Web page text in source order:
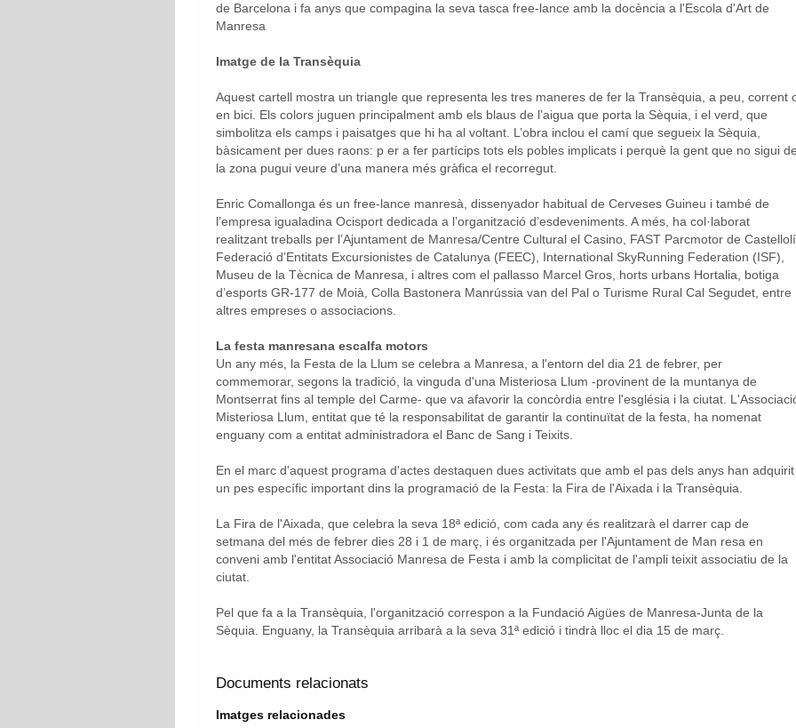
de Barcelona i fa anys que compagina la seva tasca free-lance amb la docència a l'Escola d'Art de
Manresa
Imatge de la Transèquia
Aquest cartell mostra un triangle que representa les tres maneres de fer la Transèquia, a peu, corrent
en bici. Els colors juguen principalment amb els blaus de l’aigua que porta la Sèquia, i el verd, que
simbolitza els camps i paisatges que hi ha al voltant. L’obra inclou el camí que segueix la Sèquia,
bàsicament per dues raons: p er a fer partícips tots els pobles implicats i perquè la gent que no sigui
la zona pugui veure d’una manera més gràfica el recorregut.
Enric Comallonga és un free-lance manresà, dissenyador habitual de Cerveses Guineu i també de
l’empresa igualadina Ocisport dedicada a l’organització d’esdeveniments. A més, ha col·laborat
realitzant treballs per l’Ajuntament de Manresa/Centre Cultural el Casino, FAST Parcmotor de
Federació d’Entitats Excursionistes de Catalunya (FEEC), International SkyRunning Federation (ISF),
Museu de la Tècnica de Manresa, i altres com el pallasso Marcel Gros, horts urbans Hortalia, botiga
d’esports GR-177 de Moià, Colla Bastonera Manrússia van del Pal o Turisme Rural Cal Segudet, entre
altres empreses o associacions.
La festa manresana escalfa motors
Un any més, la Festa de la Llum se celebra a Manresa, a l'entorn del dia 21 de febrer, per
commemorar, segons la tradició, la vinguda d'una Misteriosa Llum -provinent de la muntanya de
Montserrat fins al temple del Carme- que va afavorir la concòrdia entre l'església i la ciutat.
Misteriosa Llum, entitat que té la responsabilitat de garantir la continuïtat de la festa, ha nomenat
enguany com a entitat administradora el Banc de Sang i Teixits.
En el marc d'aquest programa d'actes destaquen dues activitats que amb el pas dels anys han adquirit
un pes específic important dins la programació de la Festa: la Fira de l'Aixada i la Transèquia.
La Fira de l'Aixada, que celebra la seva 18ª edició, com cada any és realitzarà el darrer cap de
setmana del més de febrer dies 28 i 1 de març, i és organitzada per l'Ajuntament de Man resa en
conveni amb l'entitat Associació Manresa de Festa i amb la complicitat de l'ampli teixit associatiu de la
ciutat.
Pel que fa a la Transèquia, l'organització correspon a la Fundació Aigües de Manresa-Junta de la
Sèquia. Enguany, la Transèquia arribarà a la seva 31ª edició i tindrà lloc el dia 15 de març.
Documents relacionats
Imatges relacionades